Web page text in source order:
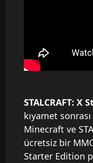
STALCRAFT: X
kıyamet
Minecraft ve
ücretsiz bir
Starter Edition